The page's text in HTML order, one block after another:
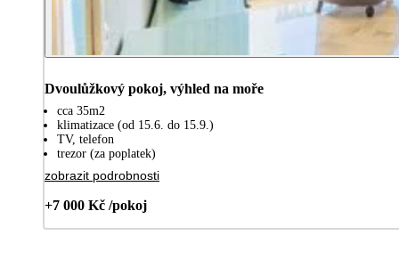
Dvoulůžkový pokoj, výhled na moře
cca 35m2
klimatizace (od 15.6. do 15.9.)
TV, telefon
trezor (za poplatek)
zobrazit podrobnosti
+7 000 Kč /pokoj